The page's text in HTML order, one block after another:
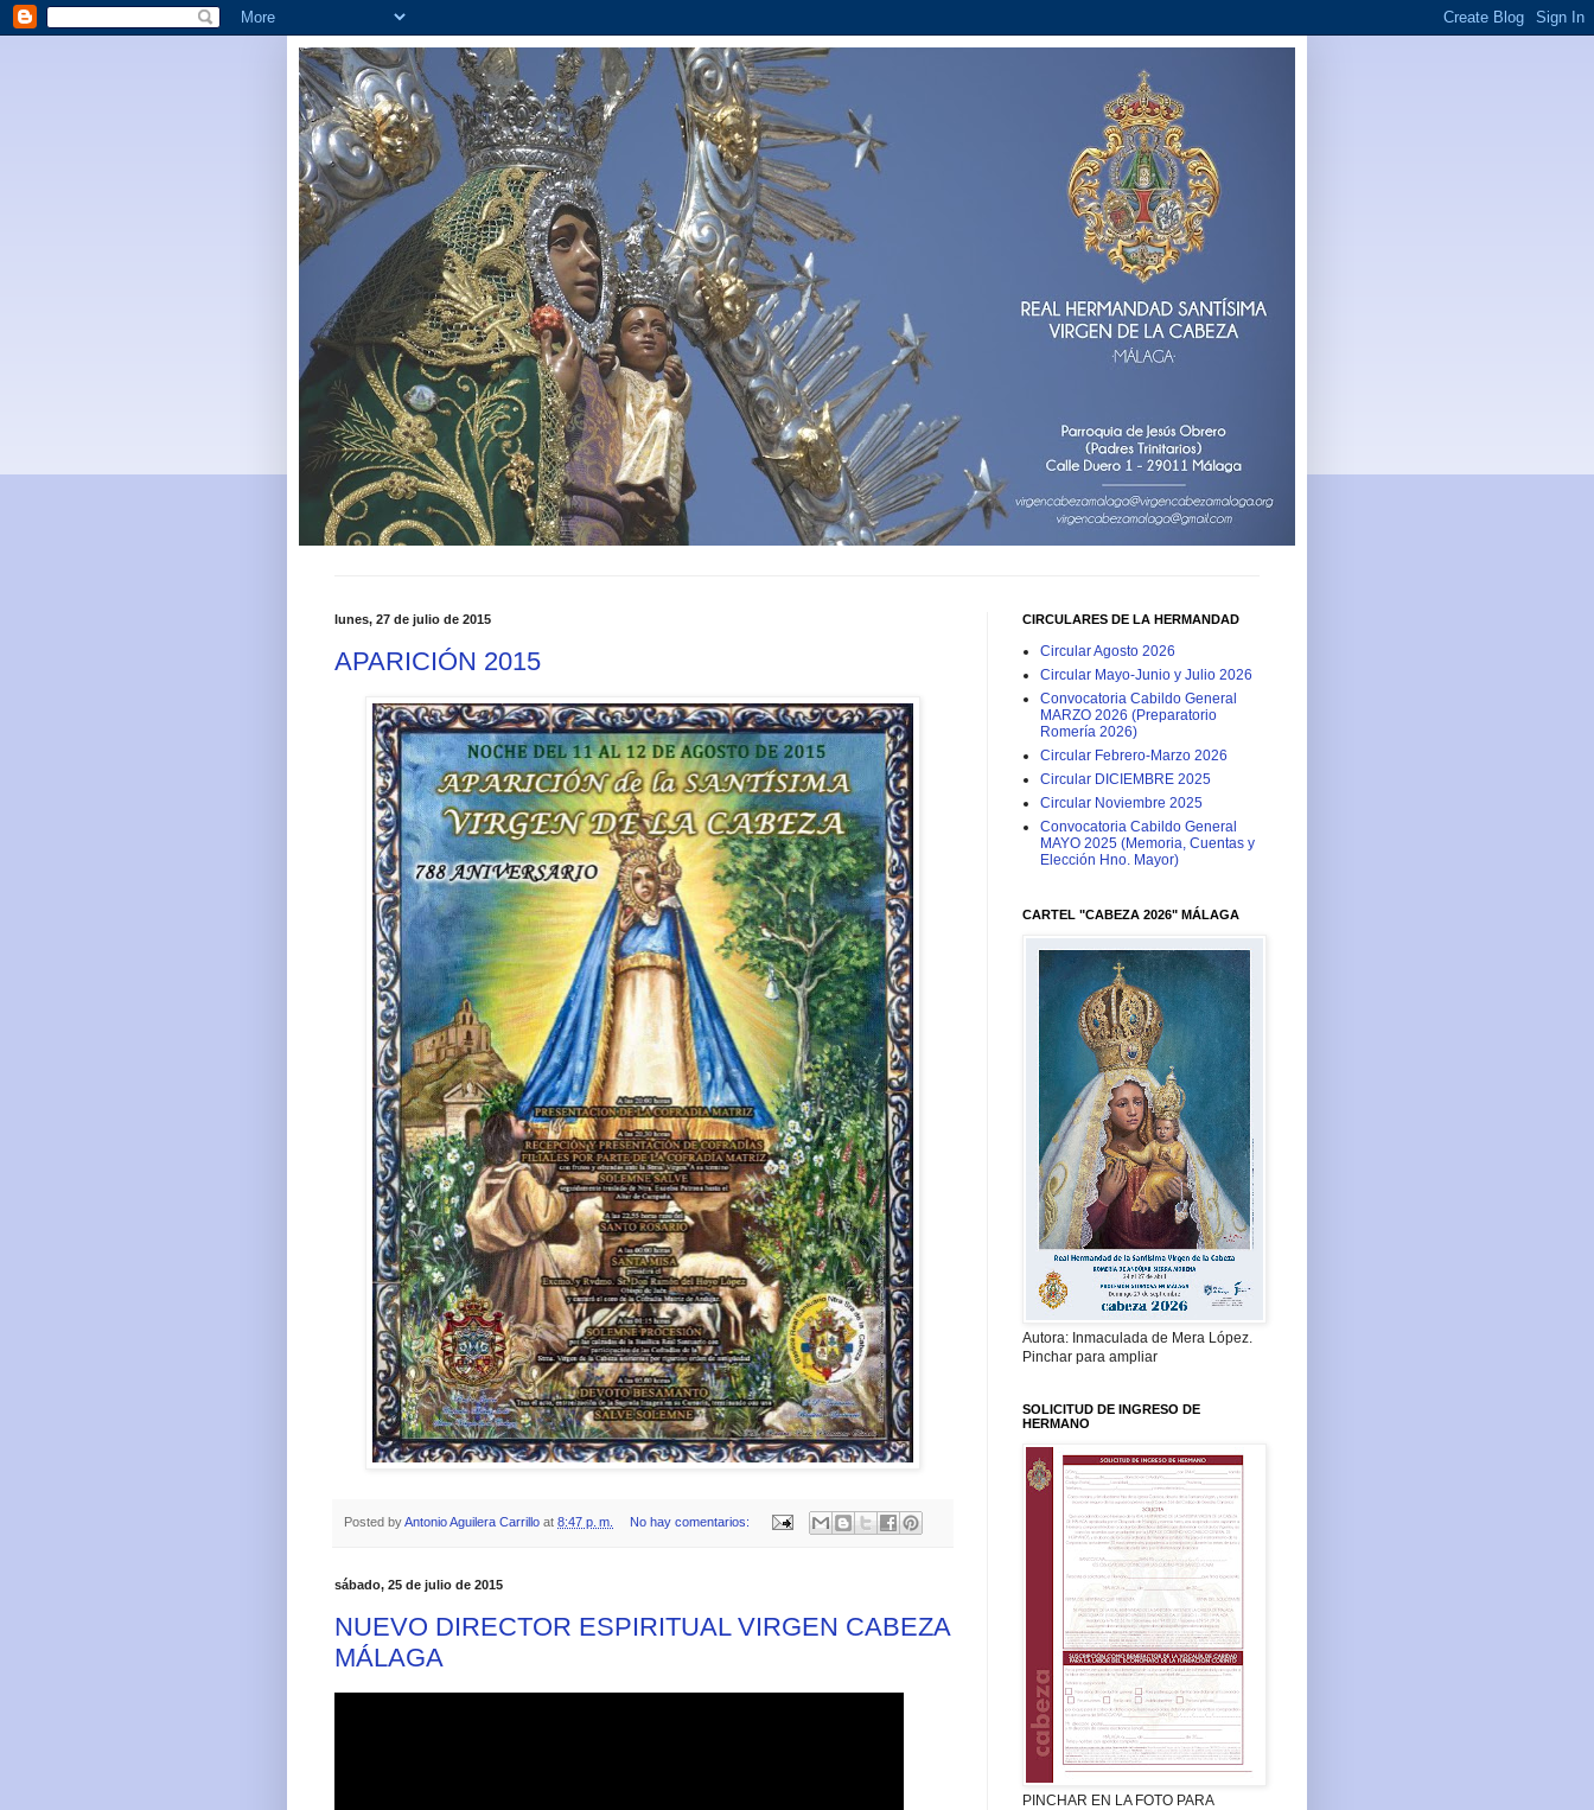
lunes, 27 de julio de 2015
APARICIÓN 2015
Posted byAntonio Aguilera Carrillo at 8:47 p. m. No hay comentarios:
sábado, 25 de julio de 2015
NUEVO DIRECTOR ESPIRITUAL VIRGEN CABEZA
MÁLAGA
CIRCULARES DE LA HERMANDAD
Circular Agosto 2026
Circular Mayo-Junio y Julio 2026
Convocatoria Cabildo General
MARZO 2026 (Preparatorio
Romería 2026)
Circular Febrero-Marzo 2026
Circular DICIEMBRE 2025
Circular Noviembre 2025
Convocatoria Cabildo General
MAYO 2025 (Memoria, Cuentas y
Elección Hno. Mayor)
CARTEL "CABEZA 2026" MÁLAGA
Autora: Inmaculada de Mera López.
Pinchar para ampliar
SOLICITUD DE INGRESO DE
HERMANO
PINCHAR EN LA FOTO PARA